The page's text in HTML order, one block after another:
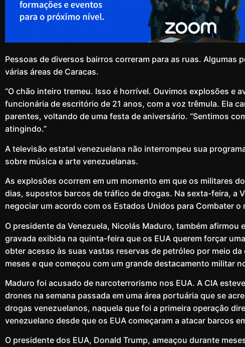
Pessoas de diversos bairros correram para as ruas. Algumas
várias áreas de Caracas.
“O chão inteiro tremeu. Isso é horrível. Ouvimos explosões e
funcionária de escritório de 21 anos, com a voz trêmula. Ela
parentes, voltando de uma festa de aniversário. “Sentimos
atingindo.”
A televisão estatal venezuelana não interrompeu sua
sobre música e arte venezuelanas.
As explosões ocorrem em um momento em que os militares
dias, supostos barcos de tráfico de drogas. Na sexta-feira, a
negociar um acordo com os Estados Unidos para Combater o
O presidente da Venezuela, Nicolás Maduro, também afirmou
gravada exibida na quinta-feira que os EUA querem forçar
obter acesso às suas vastas reservas de petróleo por meio
meses e que começou com um grande destacamento militar
Maduro foi acusado de narcoterrorismo nos EUA. A CIA
drones na semana passada em uma área portuária que se
drogas venezuelanos, naquela que foi a primeira operação
venezuelano desde que os EUA começaram a atacar barcos
O presidente dos EUA, Donald Trump, ameaçou durante